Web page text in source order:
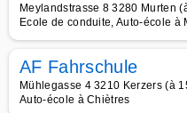
Meylandstrasse 8 3280 Murten
Ecole de conduite, Auto-école à
AF Fahrschule
Mühlegasse 4 3210 Kerzers (à
Auto-école à Chiètres